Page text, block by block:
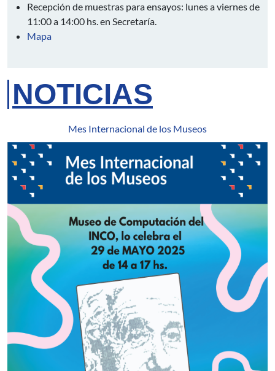
Recepción de muestras para ensayos: lunes a viernes de
11:00 a 14:00 hs. en Secretaría.
Mapa
NOTICIAS
Mes Internacional de los Museos